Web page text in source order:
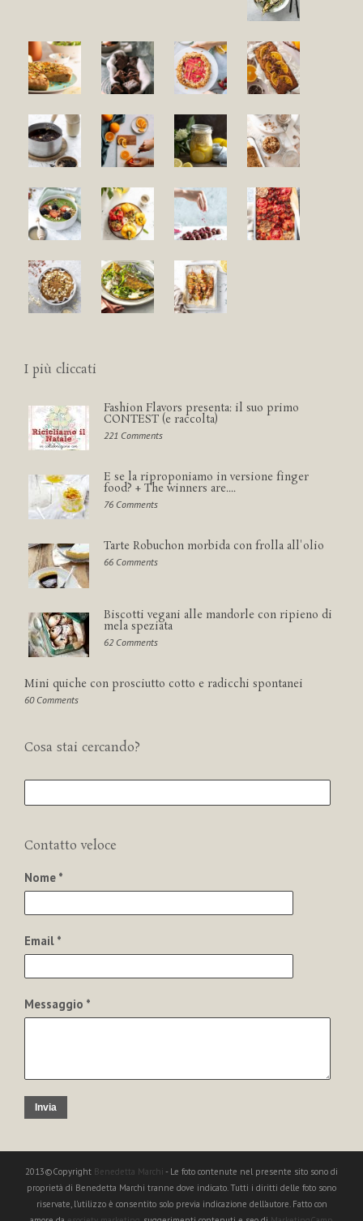
I più cliccati
Fashion Flavors presenta: il suo primo
CONTEST (e raccolta)
221 Comments
E se la riproponiamo in versione finger
food? + The winners are....
76 Comments
Tarte Robuchon morbida con frolla all'olio
66 Comments
Biscotti vegani alle mandorle con ripieno di
mela speziata
62 Comments
Mini quiche con prosciutto cotto e radicchi spontanei
60 Comments
Cosa stai cercando?
Contatto veloce
Nome *
Email *
Messaggio *
Invia
2013©Copyright Benedetta Marchi - Le foto contenute nel presente sito sono di
proprietà di Benedetta Marchi tranne dove indicato. Tutti i diritti delle foto sono
riservate, l'utilizzo è consentito solo previa indicazione dell'autore. Fatto con